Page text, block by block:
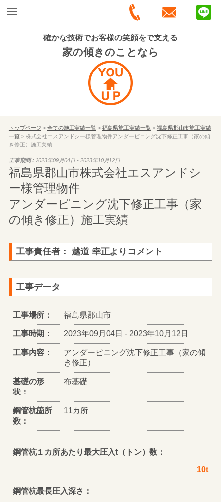
確かな技術でお客様の笑顔をで支える
家の傾きのことなら
トップページ > 全ての施工実績一覧> 福島県施工実績一覧> 福島県郡山市施工実績
一覧> 株式会社エスアンドシー様管理物件アンダーピニング沈下修正工事（家の傾
き修正）施工実績
工事期間 : 2023年09月04日 - 2023年10月12日
福島県郡山市株式会社エスアンドシ
ー様管理物件
アンダーピニング沈下修正工事（家
の傾き修正）施工実績
工事責任者： 越道 幸正よりコメント
工事データ
工事場所： 福島県郡山市
工事時期： 2023年09月04日 - 2023年10月12日
工事内容：
アンダーピニング沈下修正工事（家の傾
き修正）
基礎の形
状：
布基礎
鋼管杭箇所
数：
11カ所
鋼管杭１カ所あたり最大圧入t（トン）数：
10t
鋼管杭最長圧入深さ：